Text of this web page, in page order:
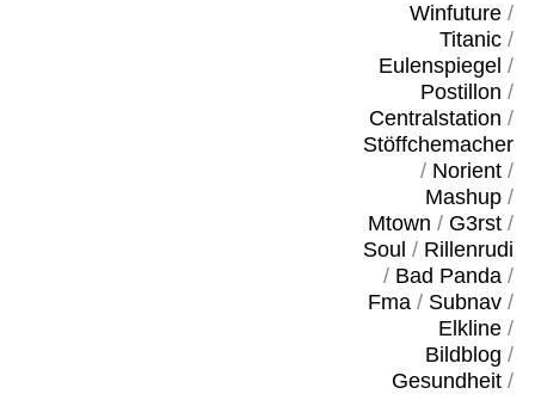
Winfuture/
Titanic/
Eulenspiegel /
Postillon /
Centralstation /
Stöffchemacher
/ Norient/
Mashup/
Mtown / G3rst/
Soul / Rillenrudi
/ Bad Panda/
Fma/ Subnav/
Elkline/
Bildblog /
Gesundheit/